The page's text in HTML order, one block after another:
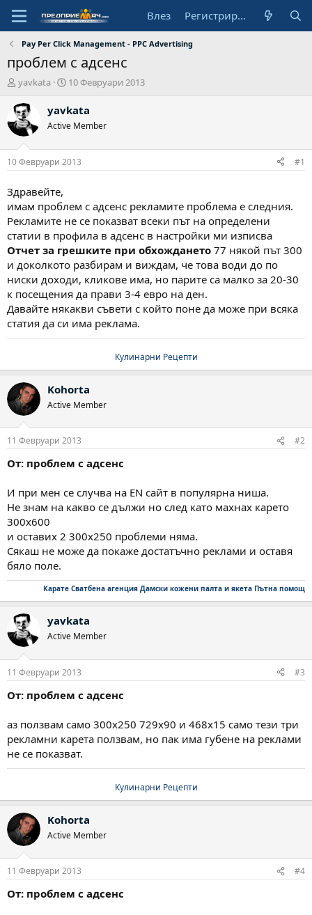
Влез Регистрирай се
Pay Per Click Management - PPC Advertising
проблем с адсенс
А
т
о
р
yavkata
Н
ч
л
а
д
а
10 Февруари 2013
yavkata
Active Member
10 Февруари 2013 #1
Здравейте,
имам проблем с адсенс рекламите проблема е следния.
Рекламите не се показват всеки път на определени
статии в профила в адсенс в настройки ми изписва
Отчет за грешките при обхождането 77 някой път 300
и доколкото разбирам и виждам, че това води до по
ниски доходи, кликове има, но парите са малко за 20-30
к посещения да прави 3-4 евро на ден.
Давайте някакви съвети с който поне да може при всяка
статия да си има реклама.
Кулинарни Рецепти
Kohorta
Active Member
11 Февруари 2013 #2
От: проблем с адсенс
И при мен се случва на EN сайт в популярна ниша.
Не знам на какво се дължи но след като махнах карето
300х600
и оставих 2 300х250 проблеми няма.
Сякаш не може да покаже достатъчно реклами и оставя
бяло поле.
Карате Сватбена агенция Дамски кожени палта и якета Пътна помощ
yavkata
Active Member
11 Февруари 2013 #3
От: проблем с адсенс
аз ползвам само 300x250 729x90 и 468x15 само тези три
рекламни карета ползвам, но пак има губене на реклами
не се показват.
Кулинарни Рецепти
Kohorta
Active Member
11 Февруари 2013 #4
От: проблем с адсенс